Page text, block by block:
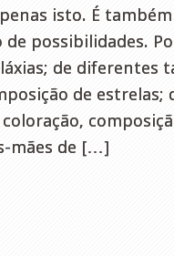
isto. É
possibilidades.
de diferentes
de estrelas;
mães de […]